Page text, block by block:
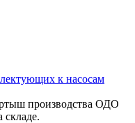
к насосам
производства ОДО